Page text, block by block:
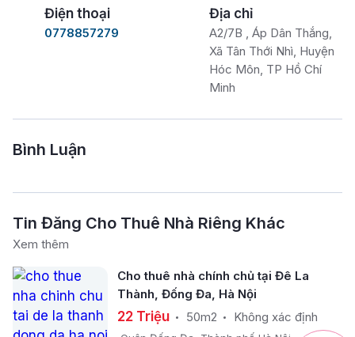
Điện thoại
0778857279
Địa chỉ
A2/7B , Áp Dân Thắng,
Xã Tân Thới Nhì, Huyện
Hóc Môn, TP Hồ Chí
Minh
Bình Luận
Tin Đăng Cho Thuê Nhà Riêng Khác
Xem thêm
Cho thuê nhà chính chủ tại Đê La
Thành, Đống Đa, Hà Nội
22 Triệu 50m2 Không xác định